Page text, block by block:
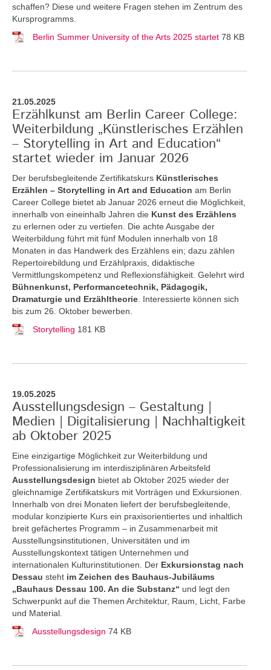
schaffen? Diese und weitere Fragen stehen im Zentrum des
Kursprogramms.
Berlin Summer University of the Arts 2025 startet 78 KB
21.05.2025
Erzählkunst am Berlin Career College:
Weiterbildung „Künstlerisches Erzählen
– Storytelling in Art and Education“
startet wieder im Januar 2026
Der berufsbegleitende Zertifikatskurs Künstlerisches
Erzählen – Storytelling in Art and Education am Berlin
Career College bietet ab Januar 2026 erneut die Möglichkeit,
innerhalb von eineinhalb Jahren die Kunst des Erzählens
zu erlernen oder zu vertiefen. Die achte Ausgabe der
Weiterbildung führt mit fünf Modulen innerhalb von 18
Monaten in das Handwerk des Erzählens ein; dazu zählen
Repertoirebildung und Erzählpraxis, didaktische
Vermittlungskompetenz und Reflexionsfähigkeit. Gelehrt wird
Bühnenkunst, Performancetechnik, Pädagogik,
Dramaturgie und Erzähltheorie . Interessierte können sich
bis zum 26. Oktober bewerben.
Storytelling 181 KB
19.05.2025
Ausstellungsdesign – Gestaltung |
Medien | Digitalisierung | Nachhaltigkeit
ab Oktober 2025
Eine einzigartige Möglichkeit zur Weiterbildung und
Professionalisierung im interdisziplinären Arbeitsfeld
Ausstellungsdesign bietet ab Oktober 2025 wieder der
gleichnamige Zertifikatskurs mit Vorträgen und Exkursionen.
Innerhalb von drei Monaten liefert der berufsbegleitende,
modular konzipierte Kurs ein praxisorientiertes und inhaltlich
breit gefächertes Programm – in Zusammenarbeit mit
Ausstellungsinstitutionen, Universitäten und im
Ausstellungskontext tätigen Unternehmen und
internationalen Kulturinstitutionen. Der Exkursionstag nach
Dessau steht im Zeichen des Bauhaus-Jubiläums
„Bauhaus Dessau 100. An die Substanz“ und legt den
Schwerpunkt auf die Themen Architektur, Raum, Licht, Farbe
und Material.
Ausstellungsdesign 74 KB